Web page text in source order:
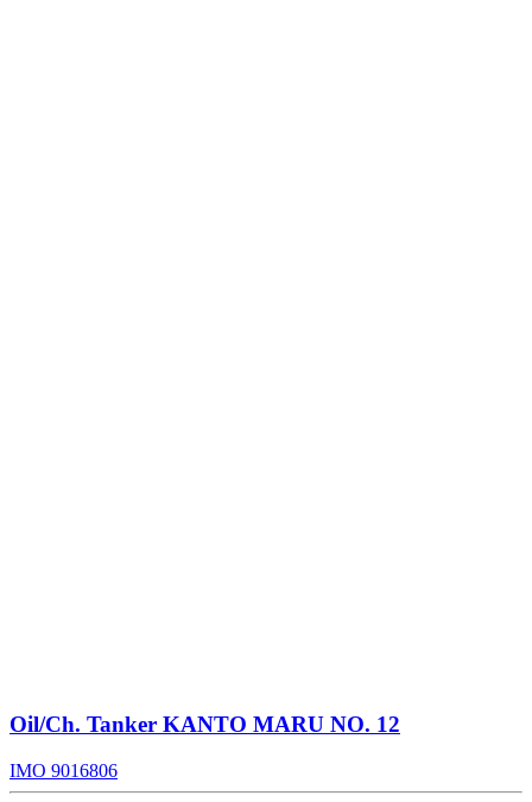
Oil/Ch. Tanker KANTO MARU NO. 12
IMO 9016806